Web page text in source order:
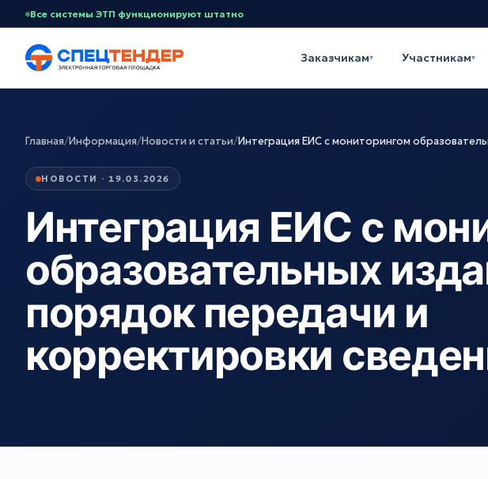
Все системы ЭТП функционируют штатно
Заказчикам▾ Участникам▾
Главная/Информация/Новости и статьи/Интеграция ЕИС с мониторингом
НОВОСТИ · 19.03.2026
Интеграция ЕИС с
образовательных
порядок передачи и
корректировки